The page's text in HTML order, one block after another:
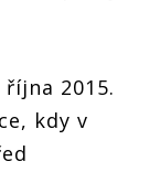
2015.
kdy v